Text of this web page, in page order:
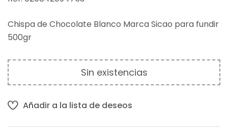
Chispa de Chocolate Blanco Marca Sicao para fundir
500gr
Sin existencias
Añadir a la lista de deseos